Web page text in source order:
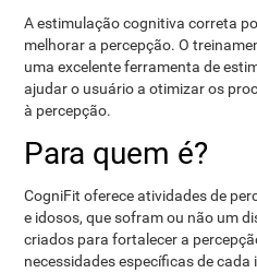
A estimulação cognitiva correta
melhorar a percepção. O
uma excelente ferramenta de
ajudar o usuário a otimizar os
à percepção.
Para quem é?
CogniFit oferece atividades de
e idosos, que sofram ou não um
criados para fortalecer a
necessidades específicas de